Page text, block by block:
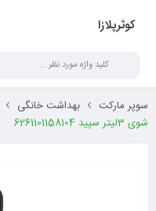
کوثرپلازا
سوپر مارکت بهداشت خانگی
شوی 3لیتر سپید 6261101158104